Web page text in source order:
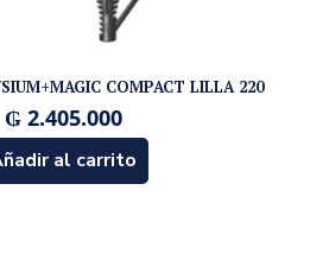
COMPACT LILLA 220
₲2.405.000
al carrito